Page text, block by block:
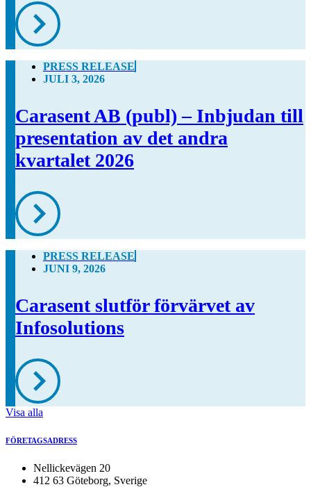
PRESS RELEASE
JULI 3, 2026
Carasent AB (publ) – Inbjudan till
presentation av det andra
kvartalet 2026
PRESS RELEASE
JUNI 9, 2026
Carasent slutför förvärvet av
Infosolutions
Visa alla
FÖRETAGSADRESS
Nellickevägen 20
412 63 Göteborg, Sverige